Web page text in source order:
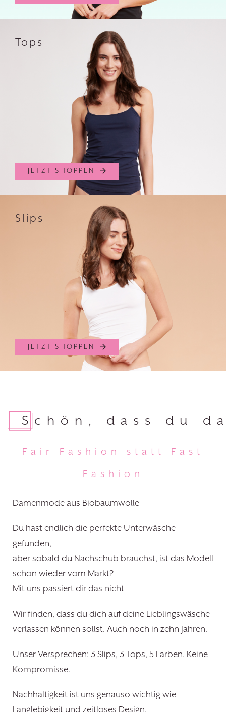
Tops
JETZT SHOPPEN
Slips
JETZT SHOPPEN
Schön, dass du
Fair Fashion statt Fast
Fashion
Damenmode aus Biobaumwolle
Du hast endlich die perfekte Unterwäsche
gefunden,
aber sobald du Nachschub brauchst, ist das Modell
schon wieder vom Markt?
Mit uns passiert dir das nicht
Wir finden, dass du dich auf deine Lieblingswäsche
verlassen können sollst. Auch noch in zehn Jahren.
Unser Versprechen: 3 Slips, 3 Tops, 5 Farben. Keine
Kompromisse.
Nachhaltigkeit ist uns genauso wichtig wie
Langlebigkeit und zeitloses Design.